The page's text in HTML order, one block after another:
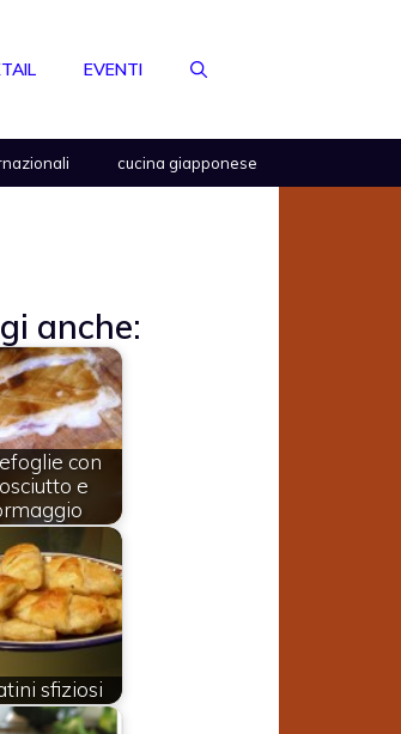
EVENTI
cucina giapponese
anche:
con
e
sfiziosi